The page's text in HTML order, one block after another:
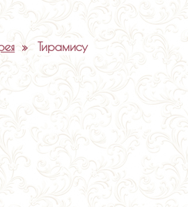
» Тирамису